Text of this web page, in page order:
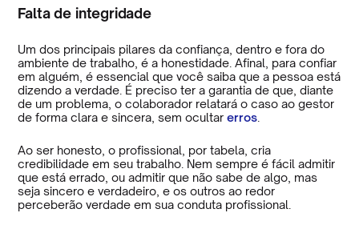
Falta de integridade
Um dos principais pilares da confiança, dentro e fora do
ambiente de trabalho, é a honestidade. Afinal, para confiar
em alguém, é essencial que você saiba que a pessoa está
dizendo a verdade. É preciso ter a garantia de que, diante
de um problema, o colaborador relatará o caso ao gestor
de forma clara e sincera, sem ocultarerros
Ao ser honesto, o profissional, por tabela, cria
credibilidade em seu trabalho. Nem sempre é fácil admitir
que está errado, ou admitir que não sabe de algo, mas
seja sincero e verdadeiro, e os outros ao redor
perceberão verdade em sua conduta profissional.